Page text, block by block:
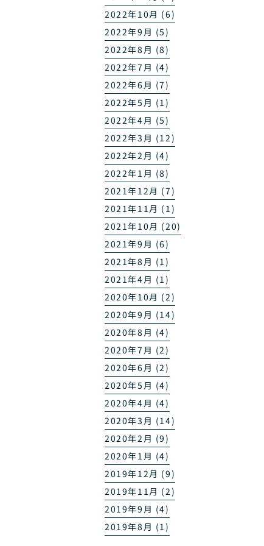
2022年10月 (6)
2022年9月 (5)
2022年8月 (8)
2022年7月 (4)
2022年6月 (7)
2022年5月 (1)
2022年4月 (5)
2022年3月 (12)
2022年2月 (4)
2022年1月 (8)
2021年12月 (7)
2021年11月 (1)
2021年10月 (20)
2021年9月 (6)
2021年8月 (1)
2021年4月 (1)
2020年10月 (2)
2020年9月 (14)
2020年8月 (4)
2020年7月 (2)
2020年6月 (2)
2020年5月 (4)
2020年4月 (4)
2020年3月 (14)
2020年2月 (9)
2020年1月 (4)
2019年12月 (9)
2019年11月 (2)
2019年9月 (4)
2019年8月 (1)